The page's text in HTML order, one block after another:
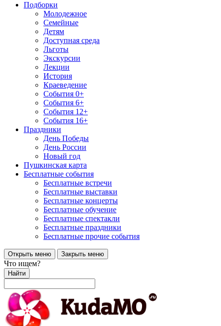
Подборки
Молодежное
Семейные
Детям
Доступная среда
Льготы
Экскурсии
Лекции
История
Краеведение
События 0+
События 6+
События 12+
События 16+
Праздники
День Победы
День России
Новый год
Пушкинская карта
Бесплатные события
Бесплатные встречи
Бесплатные выставки
Бесплатные концерты
Бесплатные обучение
Бесплатные спектакли
Бесплатные праздники
Бесплатные прочие события
Открыть меню Закрыть меню
Что ищем?
Найти